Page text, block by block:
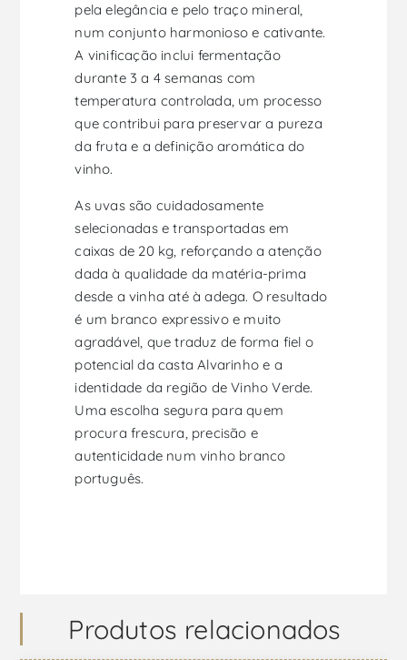
pela elegância e pelo traço mineral,
num conjunto harmonioso e cativante.
A vinificação inclui fermentação
durante 3 a 4 semanas com
temperatura controlada, um processo
que contribui para preservar a pureza
da fruta e a definição aromática do
vinho.
As uvas são cuidadosamente
selecionadas e transportadas em
caixas de 20 kg, reforçando a atenção
dada à qualidade da matéria-prima
desde a vinha até à adega. O resultado
é um branco expressivo e muito
agradável, que traduz de forma fiel o
potencial da casta Alvarinho e a
identidade da região de Vinho Verde.
Uma escolha segura para quem
procura frescura, precisão e
autenticidade num vinho branco
português.
Produtos relacionados